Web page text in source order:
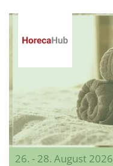
26. - 28. August 2026